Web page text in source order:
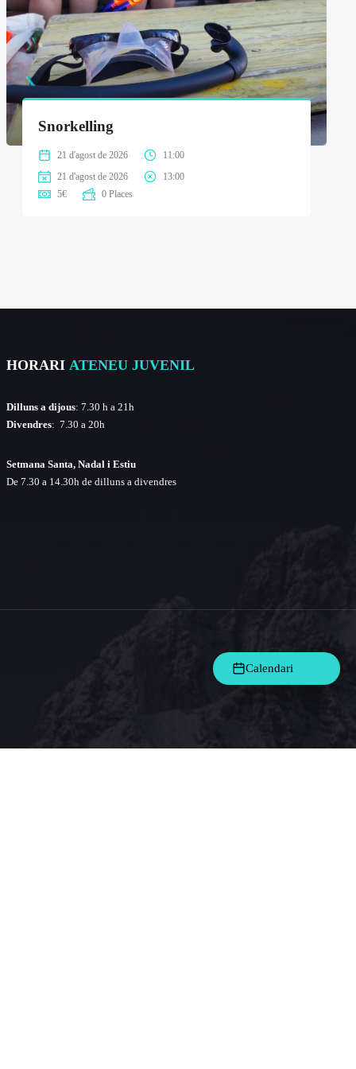
Snorkelling
21 d'agost de 2026
11:00
21 d'agost de 2026
13:00
5€ 0 Places
HORARI ATENEU JUVENIL
Dilluns a dijous: 7.30 h a 21h
Divendres: 7.30 a 20h
Setmana Santa, Nadal i Estiu
De 7.30 a 14.30h de dilluns a divendres
Calendari